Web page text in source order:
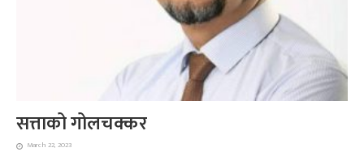
सत्ताको गोलचक्कर
March 22, 2023